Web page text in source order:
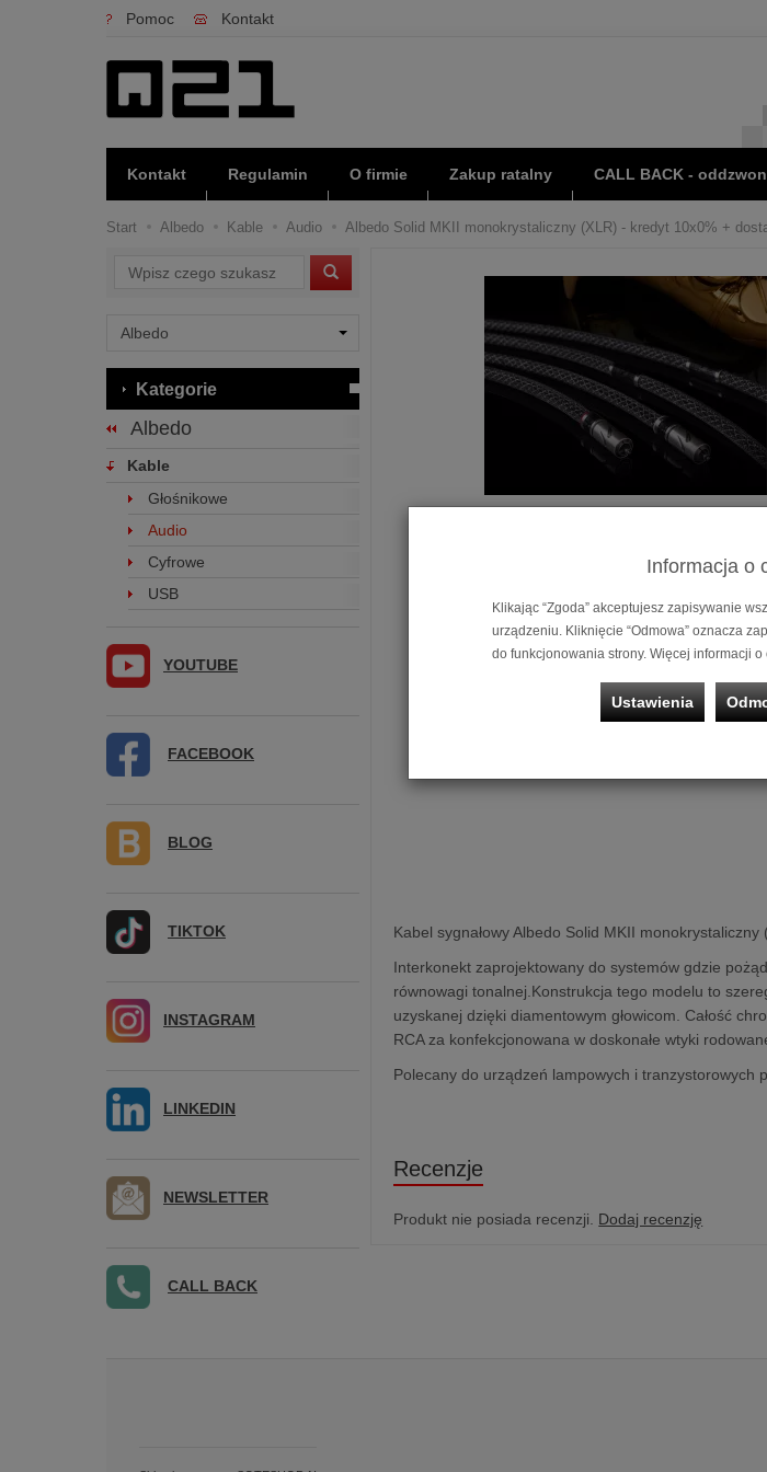
Pomoc Kontakt
Kontakt Regulamin O firmie Zakup ratalny CALL BACK -
Start Albedo Kable Audio Albedo Solid MKII monokrystaliczny (XLR) - kredyt 10x0% +
Kabel sygnałowy Albedo Solid MKII monokrystaliczny
Interkonekt zaprojektowany do systemów gdzie
równowagi tonalnej.Konstrukcja tego modelu to
uzyskanej dzięki diamentowym głowicom. Całość
RCA za konfekcjonowana w doskonałe wtyki
Polecany do urządzeń lampowych i tranzystorowych
Recenzje
Produkt nie posiada recenzji. Dodaj recenzję
Wyszukaj
Kategorie
Albedo
Kable
Głośnikowe
Audio
Cyfrowe
USB
YOUTUBE
FACEBOOK
BLOG
TIKTOK
INSTAGRAM
LINKEDIN
NEWSLETTER
CALL BACK
Informacja o
Klikając “Zgoda” akceptujesz zapisywanie
urządzeniu. Kliknięcie “Odmowa” oznacza
do funkcjonowania strony. Więcej informacji o
Ustawienia